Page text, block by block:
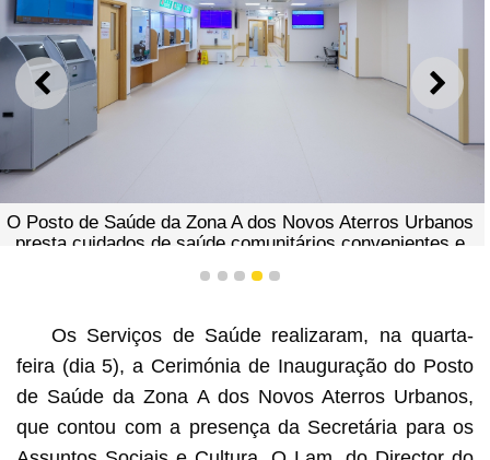
ANTERIOR
O Posto de Saúde da Zona A dos Novos Aterros Urbanos
presta cuidados de saúde comunitários convenientes e
1 2 3 4 5
Os Serviços de Saúde realizaram, na quarta-
feira (dia 5), a Cerimónia de Inauguração do Posto
de Saúde da Zona A dos Novos Aterros Urbanos,
que contou com a presença da Secretária para os